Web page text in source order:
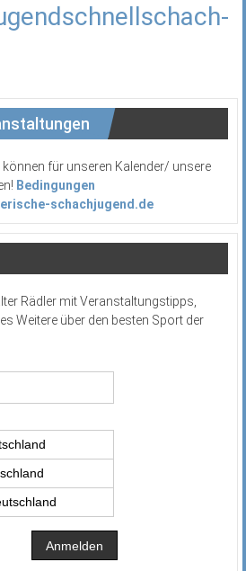
für unseren Kalender/ unsere
Bedingungen
schachjugend.de
Rädler mit Veranstaltungstipps,
Weitere über den besten Sport der